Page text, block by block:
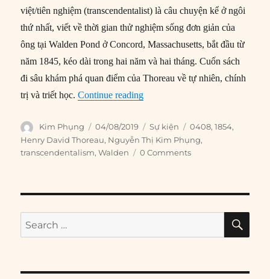
việt/tiên nghiệm (transcendentalist) là câu chuyện kể ở ngôi
thứ nhất, viết về thời gian thử nghiệm sống đơn giản của
ông tại Walden Pond ở Concord, Massachusetts, bắt đầu từ
năm 1845, kéo dài trong hai năm và hai tháng. Cuốn sách
đi sâu khám phá quan điểm của Thoreau về tự nhiên, chính
trị và triết học.Continue reading“04/08/1854: “Walden” của
Author
Kim Phụng
Posted
on
04/08/2019 Categories
Sự kiện Tags
0408,1854,
Henry David Thoreau, Nguyễn Thị Kim Phụng,
transcendentalism,Walden 0 Comments
Search
for: